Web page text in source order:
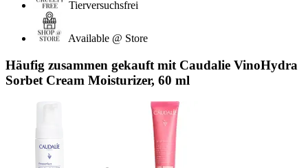
Tierversuchsfrei
Available @ Store
Häufig zusammen gekauft mit Caudalie VinoHydra
Sorbet Cream Moisturizer, 60 ml